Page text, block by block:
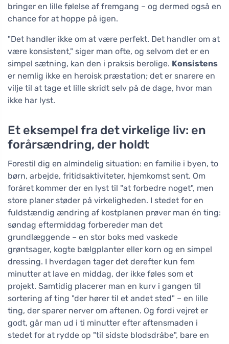
bringer en lille følelse af fremgang – og dermed også en
chance for at hoppe på igen.
"Det handler ikke om at være perfekt. Det handler om at
være konsistent," siger man ofte, og selvom det er en
simpel sætning, kan den i praksis berolige. Konsistens
er nemlig ikke en heroisk præstation; det er snarere en
vilje til at tage et lille skridt selv på de dage, hvor man
ikke har lyst.
Et eksempel fra det virkelige liv: en
forårsændring, der holdt
Forestil dig en almindelig situation: en familie i byen, to
børn, arbejde, fritidsaktiviteter, hjemkomst sent. Om
foråret kommer der en lyst til "at forbedre noget", men
store planer støder på virkeligheden. I stedet for en
fuldstændig ændring af kostplanen prøver man én ting:
søndag eftermiddag forbereder man det
grundlæggende – en stor boks med vaskede
grøntsager, kogte bælgplanter eller korn og en simpel
dressing. I hverdagen tager det derefter kun fem
minutter at lave en middag, der ikke føles som et
projekt. Samtidig placerer man en kurv i gangen til
sortering af ting "der hører til et andet sted" – en lille
ting, der sparer nerver om aftenen. Og fordi vejret er
godt, går man ud i ti minutter efter aftensmaden i
stedet for at rydde op "til sidste blodsdråbe", bare en